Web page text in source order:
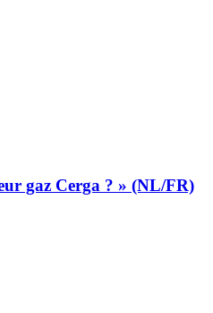
gaz Cerga ? » (NL/FR)